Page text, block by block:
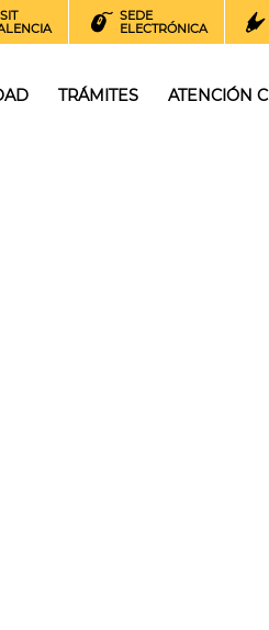
SEDE
ELECTRÓNICA
TRÁMITES ATENCIÓN